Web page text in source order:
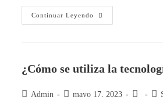
Continuar Leyendo
¿Cómo se utiliza la
Admin mayo 17, 2023